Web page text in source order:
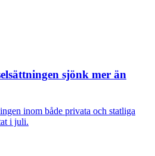
sjönk mer än
inom både privata och statliga
i juli.